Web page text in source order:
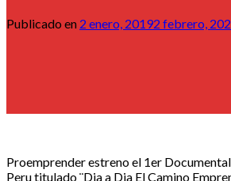
Publicado en 2 enero, 20192 febrero,
Proemprender estreno el 1er
Peru titulado ¨Dia a Dia El Camino